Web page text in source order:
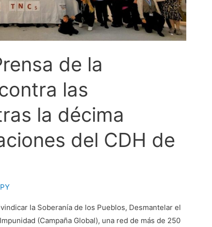
de la
las
la décima
del CDH de
la Soberanía de los Pueblos, Desmantelar el
(Campaña Global), una red de más de 250